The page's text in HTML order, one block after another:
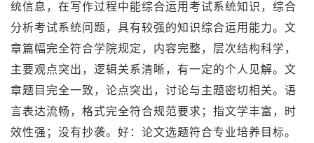
统信息，在写作过程中能综合运用考试系统知识，综合
分析考试系统问题，具有较强的知识综合运用能力。文
章篇幅完全符合学院规定，内容完整，层次结构科学，
主要观点突出，逻辑关系清晰，有一定的个人见解。文
章题目完全一致，论点突出，讨论与主题密切相关。语
言表达流畅，格式完全符合规范要求；指文学丰富，时
效性强；没有抄袭。好：论文选题符合专业培养目标。